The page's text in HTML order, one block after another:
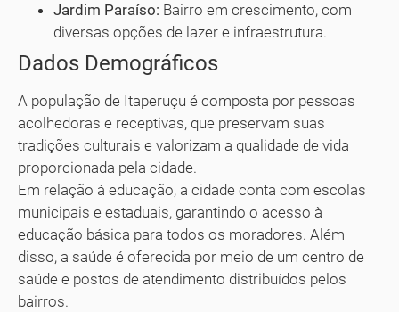
Jardim Paraíso: Bairro em crescimento, com
diversas opções de lazer e infraestrutura.
Dados Demográficos
A população de Itaperuçu é composta por pessoas
acolhedoras e receptivas, que preservam suas
tradições culturais e valorizam a qualidade de vida
proporcionada pela cidade.
Em relação à educação, a cidade conta com escolas
municipais e estaduais, garantindo o acesso à
educação básica para todos os moradores. Além
disso, a saúde é oferecida por meio de um centro de
saúde e postos de atendimento distribuídos pelos
bairros.